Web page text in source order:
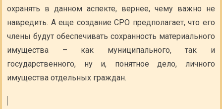
охранять в данном аспекте, вернее, чему важно не
навредить. А еще создание СРО предполагает, что его
члены будут обеспечивать сохранность материального
имущества – как муниципального, так и
государственного, ну и, понятное дело, личного
имущества отдельных граждан.